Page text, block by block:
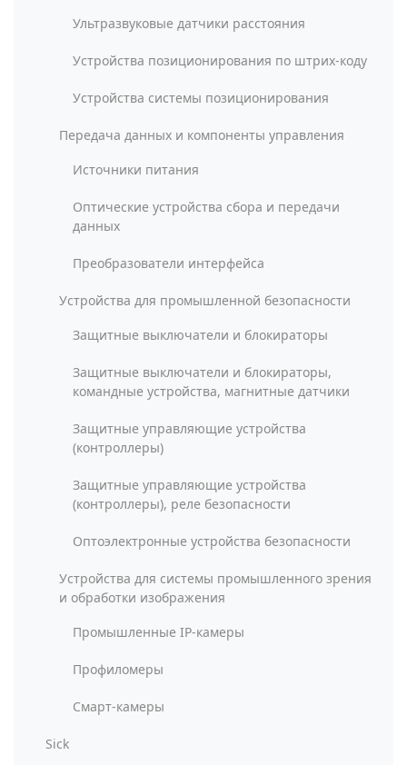
Ультразвуковые датчики расстояния
Устройства позиционирования по штрих-коду
Устройства системы позиционирования
Передача данных и компоненты управления
Источники питания
Оптические устройства сбора и передачи
данных
Преобразователи интерфейса
Устройства для промышленной безопасности
Защитные выключатели и блокираторы
Защитные выключатели и блокираторы,
командные устройства, магнитные датчики
Защитные управляющие устройства
(контроллеры)
Защитные управляющие устройства
(контроллеры), реле безопасности
Оптоэлектронные устройства безопасности
Устройства для системы промышленного зрения
и обработки изображения
Промышленные IP-камеры
Профиломеры
Смарт-камеры
Sick